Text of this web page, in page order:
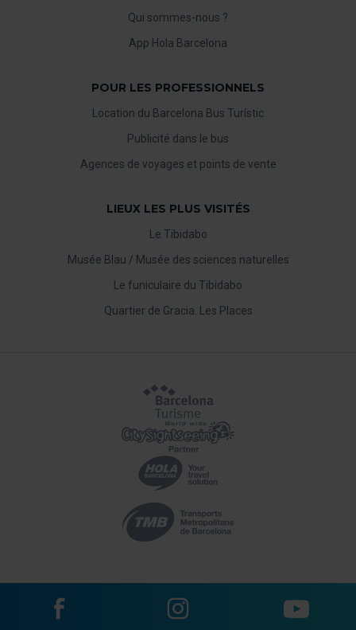
Qui sommes-nous ?
App Hola Barcelona
POUR LES PROFESSIONNELS
Location du Barcelona Bus Turístic
Publicité dans le bus
Agences de voyages et points de vente
LIEUX LES PLUS VISITÉS
Le Tibidabo
Musée Blau / Musée des sciences naturelles
Le funiculaire du Tibidabo
Quartier de Gracia. Les Places